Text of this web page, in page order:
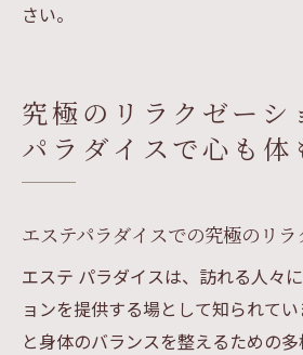
さい。
究極のリラクゼーシ
パラダイスで心も体
エステパラダイスでの究極のリ
エステ パラダイスは、訪れる人々
ョンを提供する場として知られて
と身体のバランスを整えるための